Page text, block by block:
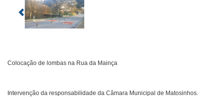
Colocação de lombas na Rua da Mainça
Intervenção da responsabilidade da Câmara Municipal de Matosinhos.